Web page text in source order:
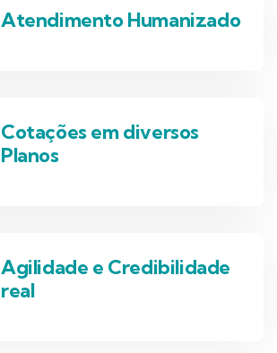
Atendimento Humanizado
Cotações em diversos
Planos
Agilidade e Credibilidade
real